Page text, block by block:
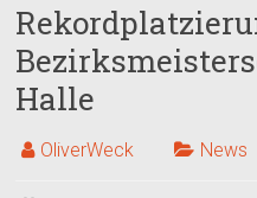
Halle
OliverWeck News